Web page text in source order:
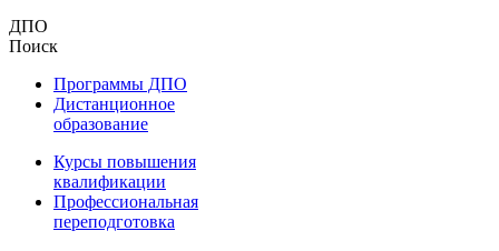
ДПО
Поиск
Программы ДПО
Дистанционное
образование
Курсы повышения
квалификации
Профессиональная
переподготовка